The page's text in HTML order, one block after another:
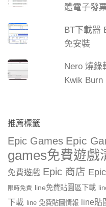
體電子發
BT下載器
免安裝
Nero 燒錄
Kwik Burn
推薦標籤
Epic Games Epic
games免費遊戲
免費遊戲 Epic 商店
限時免費 line免費貼圖區下載
下載
line 免費貼圖情報 line貼